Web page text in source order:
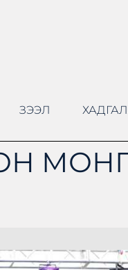
ЗЭЭЛ